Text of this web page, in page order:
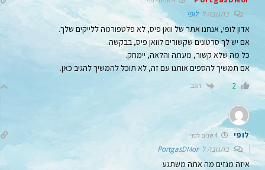
בתגובה ללופי
אדון לופי, אנחנו אתר של וואן פיס, לא פלטפורמה ללייקים שלך.
אם יש לך סרטונים שקשורים לוואן פיס, בבקשה.
כל מה שלא קשור, מעתה והלאה, יימחק.
אם תמשיך להספים אותנו עם זה, לא תוכל להמשיך להגיב כאן.
2 הגב
לופי
בתגובה לPortgasDMor
איזה מגזים מה אתה משתגע